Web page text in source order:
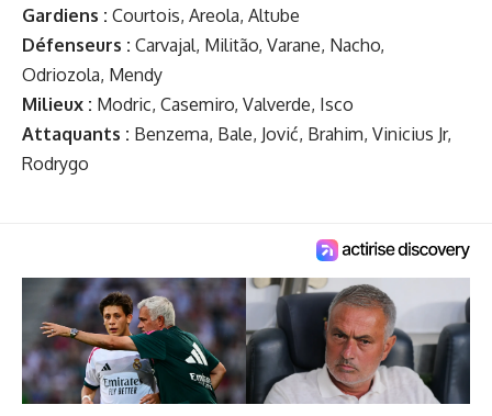
Gardiens : Courtois, Areola, Altube
Défenseurs : Carvajal, Militão, Varane, Nacho,
Odriozola, Mendy
Milieux : Modric, Casemiro, Valverde, Isco
Attaquants : Benzema, Bale, Jović, Brahim, Vinicius Jr,
Rodrygo